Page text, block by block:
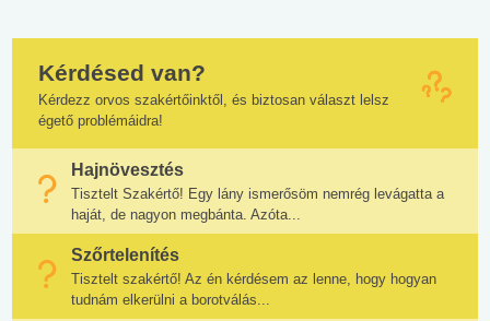
Kérdésed van?
Kérdezz orvos szakértőinktől, és biztosan választ lelsz
égető problémáidra!
Hajnövesztés
Tisztelt Szakértő! Egy lány ismerősöm nemrég levágatta a
haját, de nagyon megbánta. Azóta...
Szőrtelenítés
Tisztelt szakértő! Az én kérdésem az lenne, hogy hogyan
tudnám elkerülni a borotválás...